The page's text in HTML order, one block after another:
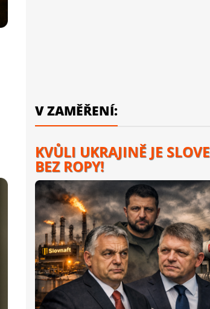
V ZAMĚŘENÍ:
KVŮLI UKRAJINĚ JE
BEZ ROPY!